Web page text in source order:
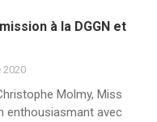
à la DGGN et
2020
Molmy, Miss
enthousiasmant avec